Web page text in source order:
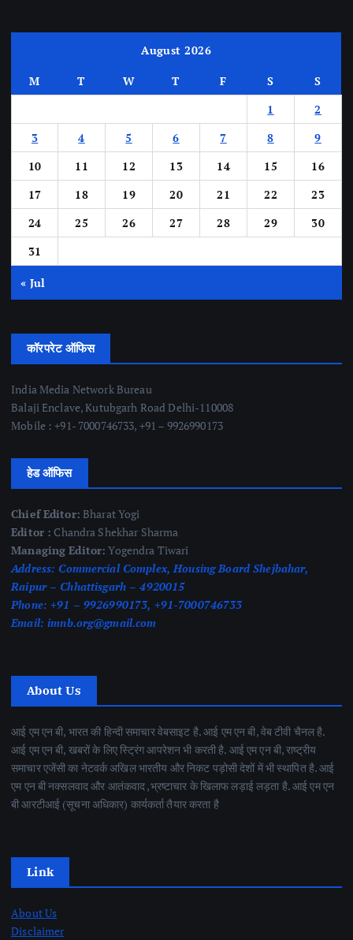
August 2026
M T W T F S
S
1
2
3
4 5 6 7 8
9
10
11 12 13 14 15
16
17
18 19 20 21 22
23
24
25 26 27 28 29
30
31
« Jul
कॉरपरेट ऑफिस
India Media Network Bureau
Balaji Enclave, Kutubgarh Road Delhi-110008
Mobile : +91- 7000746733, +91 – 9926990173
हेड ऑफिस
Chief Editor: Bharat Yogi
Editor : Chandra Shekhar Sharma
Managing Editor: Yogendra Tiwari
Address: Commercial Complex, Housing Board Shejbahar,
Raipur – Chhattisgarh – 4920015
Phone: +91 – 9926990173, +91-7000746733
Email: imnb.org@gmail.com
About Us
आई एम एन बी, भारत की हिन्दी समाचार वेबसाइट है. आई एम एन बी, वेब टीवी चैनल है.
आई एम एन बी, खबरों के लिए स्ट्रिंग आपरेशन भी करती है. आई एम एन बी, राष्ट्रीय
समाचार एजेंसी का नेटवर्क अखिल भारतीय और निकट पड़ोसी देशों में भी स्थापित है. आई
एम एन बी नक्सलवाद और आतंकवाद ,भ्रष्टाचार के खिलाफ लड़ाई लड़ता है. आई एम एन
बी आरटीआई (सूचना अधिकार) कार्यकर्ता तैयार करता है
Link
About Us
Disclaimer